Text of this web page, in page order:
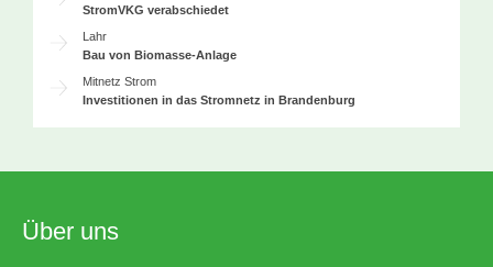
StromVKG verabschiedet
Lahr
Bau von Biomasse-Anlage
Mitnetz Strom
Investitionen in das Stromnetz in Brandenburg
Über uns